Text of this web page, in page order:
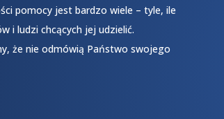
pomocy jest bardzo wiele – tyle, ile
i ludzi chcących jej udzielić.
że nie odmówią Państwo swojego